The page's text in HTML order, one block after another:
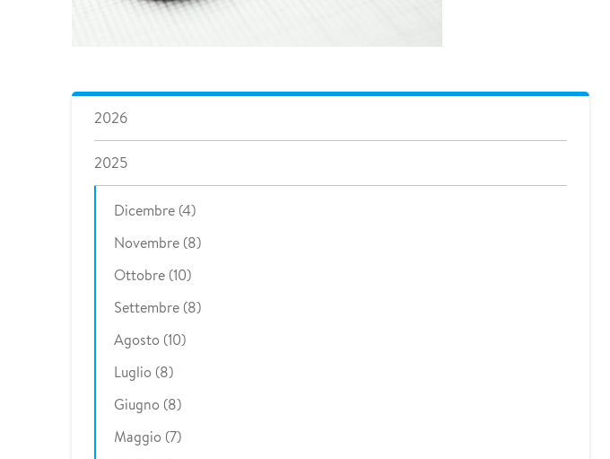
2026
2025
Dicembre (4)
Novembre (8)
Ottobre (10)
Settembre (8)
Agosto (10)
Luglio (8)
Giugno (8)
Maggio (7)